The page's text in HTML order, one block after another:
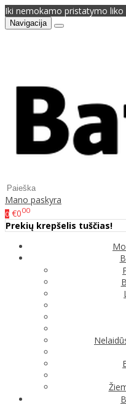
Iki nemokamo pristatymo liko
Navigacija
Mano paskyra
0 €000
Prekių krepšelis tuščias!